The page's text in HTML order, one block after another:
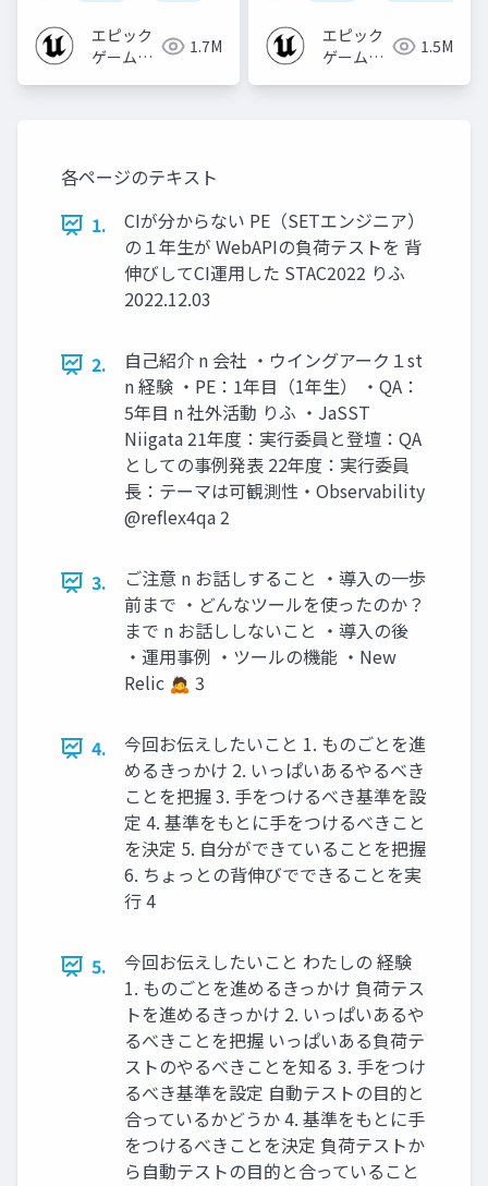
エピック
ゲームズ
1.7M
エピック
ゲームズ
1.5M
各ページのテキスト
1.
CIが分からない PE（SETエンジニア）
の１年生が WebAPIの負荷テストを 背
伸びしてCI運用した STAC2022 りふ
2022.12.03
2.
自己紹介 n 会社 ・ウイングアーク１st
n 経験 ・PE：1年目（1年生） ・QA：
5年目 n 社外活動 りふ ・JaSST
Niigata 21年度：実行委員と登壇：QA
としての事例発表 22年度：実行委員
長：テーマは可観測性・Observability
@reﬂex4qa 2
3.
ご注意 n お話しすること ・導入の一歩
前まで ・どんなツールを使ったのか？
まで n お話ししないこと ・導入の後
・運用事例 ・ツールの機能 ・New
Relic 🙇 3
4.
今回お伝えしたいこと 1. ものごとを進
めるきっかけ 2. いっぱいあるやるべき
ことを把握 3. 手をつけるべき基準を設
定 4. 基準をもとに手をつけるべきこと
を決定 5. 自分ができていることを把握
6. ちょっとの背伸びでできることを実
行 4
5.
今回お伝えしたいこと わたしの 経験
1. ものごとを進めるきっかけ 負荷テス
トを進めるきっかけ 2. いっぱいあるや
るべきことを把握 いっぱいある負荷テ
ストのやるべきことを知る 3. 手をつけ
るべき基準を設定 自動テストの目的と
合っているかどうか 4. 基準をもとに手
をつけるべきことを決定 負荷テストか
ら自動テストの目的と合っていること